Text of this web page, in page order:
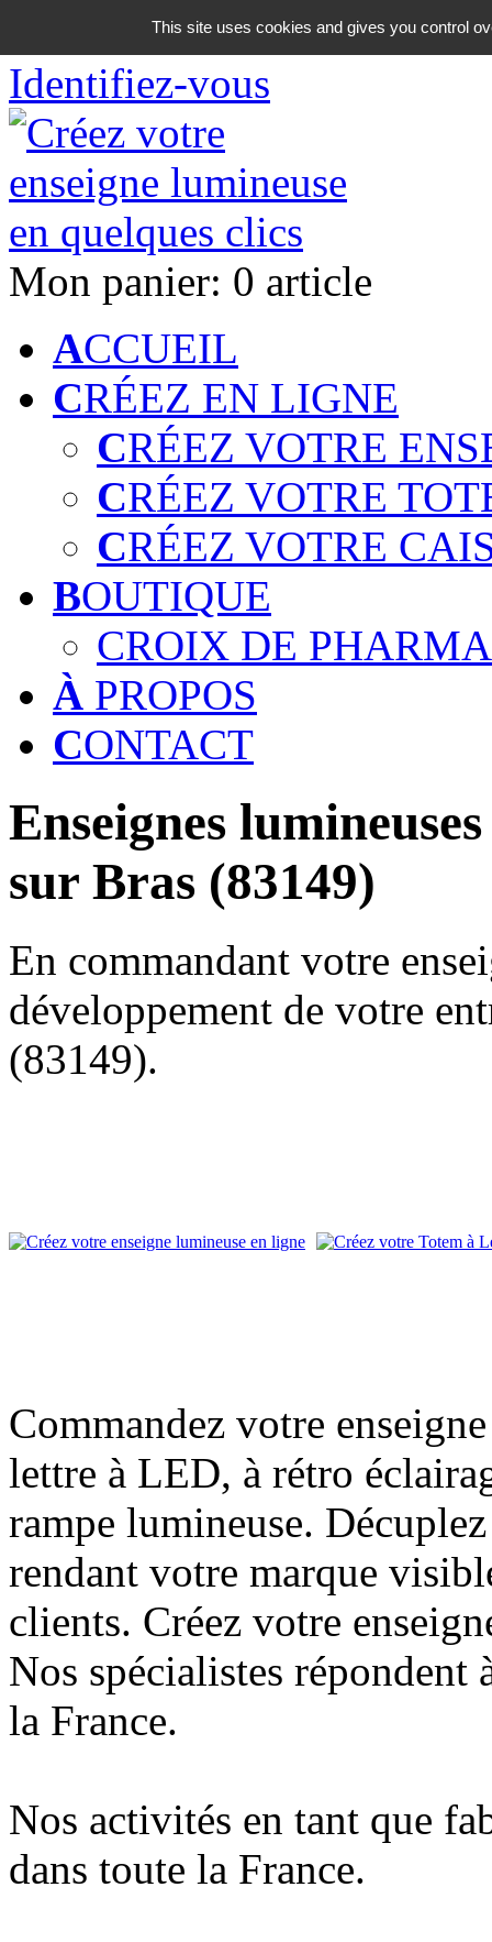
06 18 42 08 59
Identifiez-vous
Mon panier: 0 article
ACCUEIL
CRÉEZ EN LIGNE
CRÉEZ VOTRE
CRÉEZ VOTRE
CRÉEZ VOTRE
BOUTIQUE
CROIX DE
À PROPOS
CONTACT
Enseignes
sur Bras (83149)
En commandant votre
développement de votre
(83149).
Commandez votre
lettre à LED, à rétro
rampe lumineuse.
rendant votre marque
clients. Créez votre
Nos spécialistes répondent
la France.
Nos activités en tant que
dans toute la France.
This site uses cookies and gives you control